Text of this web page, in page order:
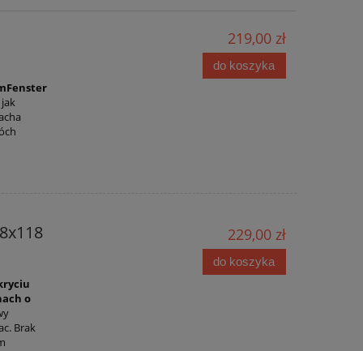
219,00 zł
do koszyka
o
Brak
229,00 zł
do koszyka